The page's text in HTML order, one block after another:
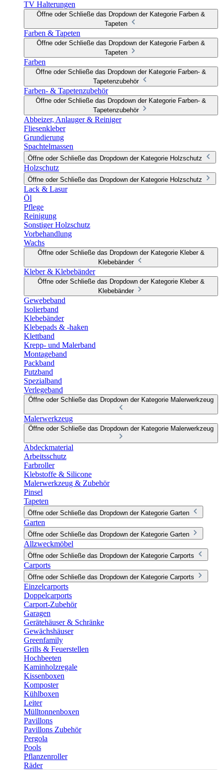
TV Halterungen
Öffne oder Schließe das Dropdown der Kategorie Farben &
Tapeten
Farben & Tapeten
Öffne oder Schließe das Dropdown der Kategorie Farben &
Tapeten
Farben
Öffne oder Schließe das Dropdown der Kategorie Farben- &
Tapetenzubehör
Farben- & Tapetenzubehör
Öffne oder Schließe das Dropdown der Kategorie Farben- &
Tapetenzubehör
Abbeizer, Anlauger & Reiniger
Fliesenkleber
Grundierung
Spachtelmassen
Öffne oder Schließe das Dropdown der Kategorie Holzschutz
Holzschutz
Öffne oder Schließe das Dropdown der Kategorie Holzschutz
Lack & Lasur
Öl
Pflege
Reinigung
Sonstiger Holzschutz
Vorbehandlung
Wachs
Öffne oder Schließe das Dropdown der Kategorie Kleber &
Klebebänder
Kleber & Klebebänder
Öffne oder Schließe das Dropdown der Kategorie Kleber &
Klebebänder
Gewebeband
Isolierband
Klebebänder
Klebepads & -haken
Klettband
Krepp- und Malerband
Montageband
Packband
Putzband
Spezialband
Verlegeband
Öffne oder Schließe das Dropdown der Kategorie Malerwerkzeug
Malerwerkzeug
Öffne oder Schließe das Dropdown der Kategorie Malerwerkzeug
Abdeckmaterial
Arbeitsschutz
Farbroller
Klebstoffe & Silicone
Malerwerkzeug & Zubehör
Pinsel
Tapeten
Öffne oder Schließe das Dropdown der Kategorie Garten
Garten
Öffne oder Schließe das Dropdown der Kategorie Garten
Allzweckmöbel
Öffne oder Schließe das Dropdown der Kategorie Carports
Carports
Öffne oder Schließe das Dropdown der Kategorie Carports
Einzelcarports
Doppelcarports
Carport-Zubehör
Garagen
Gerätehäuser & Schränke
Gewächshäuser
Greenfamily
Grills & Feuerstellen
Hochbeeten
Kaminholzregale
Kissenboxen
Komposter
Kühlboxen
Leiter
Mülltonnenboxen
Pavillons
Pavillons Zubehör
Pergola
Pools
Pflanzenroller
Räder